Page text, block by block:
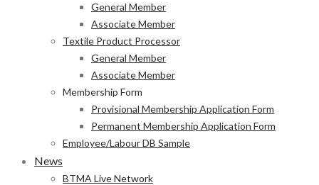
General Member
Associate Member
Textile Product Processor
General Member
Associate Member
Membership Form
Provisional Membership Application Form
Permanent Membership Application Form
Employee/Labour DB Sample
News
BTMA Live Network